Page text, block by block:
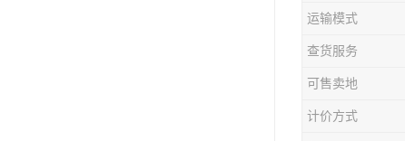
运输模式
查货服务
可售卖地
计价方式